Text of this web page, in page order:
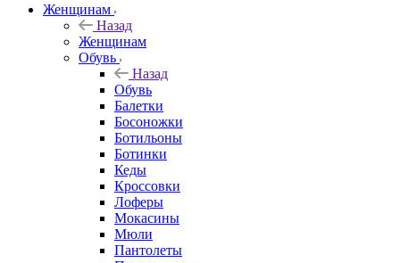
Женщинам
Назад
Женщинам
Обувь
Назад
Обувь
Балетки
Босоножки
Ботильоны
Ботинки
Кеды
Кроссовки
Лоферы
Мокасины
Мюли
Пантолеты